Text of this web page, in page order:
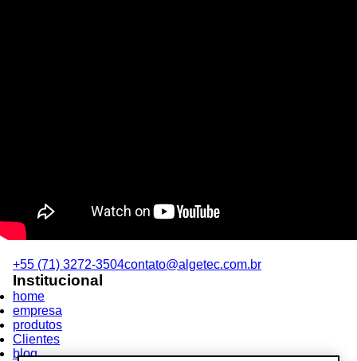
+55 (71) 3272-3504contato@algetec.com.br
Institucional
home
empresa
produtos
Clientes
blog